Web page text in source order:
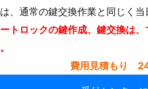
、通常の鍵交換作業と同じく当
トロックの鍵作成、鍵交換は
費用見積もり